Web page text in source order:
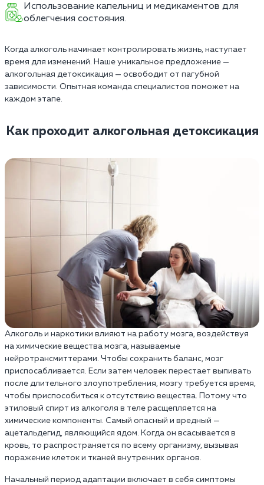
Использование капельниц и медикаментов для
облегчения состояния.
Когда алкоголь начинает контролировать жизнь, наступает
время для изменений. Наше уникальное предложение —
алкогольная детоксикация — освободит от пагубной
зависимости. Опытная команда специалистов поможет на
каждом этапе.
Как проходит алкогольная детоксикация
Алкоголь и наркотики влияют на работу мозга, воздействуя
на химические вещества мозга, называемые
нейротрансмиттерами. Чтобы сохранить баланс, мозг
приспосабливается. Если затем человек перестает выпивать
после длительного злоупотребления, мозгу требуется время,
чтобы приспособиться к отсутствию вещества. Потому что
этиловый спирт из алкоголя в теле расщепляется на
химические компоненты. Самый опасный и вредный —
ацетальдегид, являющийся ядом. Когда он всасывается в
кровь, то распространяется по всему организму, вызывая
поражение клеток и тканей внутренних органов.
Начальный период адаптации включает в себя симптомы